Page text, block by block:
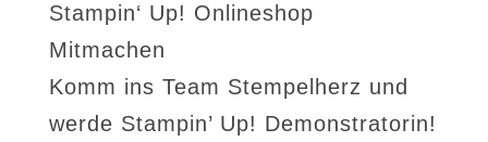
Stampin‘ Up! Onlineshop
Mitmachen
Komm ins Team Stempelherz und
werde Stampin’ Up! Demonstratorin!